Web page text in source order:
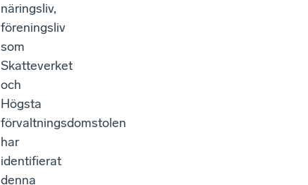
näringsliv,
föreningsliv
som
Skatteverket
och
Högsta
förvaltningsdomstolen
har
identifierat
denna